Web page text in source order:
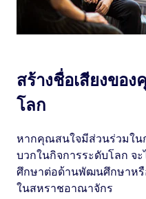
สร้างชื่อเสียงขอ
โลก
หากคุณสนใจมีส่วนร่วมใน
บวกในกิจการระดับโลก จ
ศึกษาต่อด้านพัฒนศึกษาหรื
ในสหราชอาณาจักร